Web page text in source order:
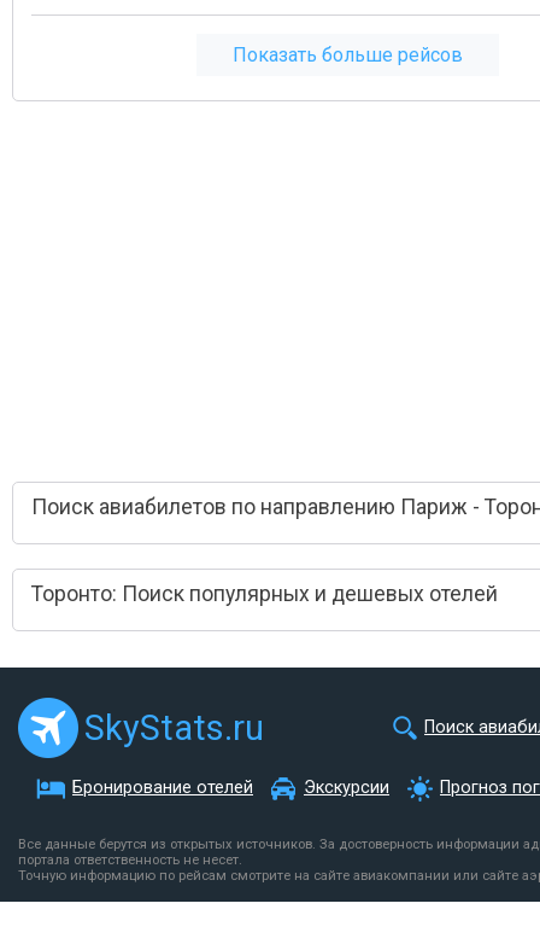
Показать больше рейсов
Поиск авиабилетов по направлению Париж -
Торонто: Поиск популярных и дешевых отелей
SkyStats.ru Поиск
Бронирование отелей Экскурсии Прогноз
Все данные берутся из открытых источников. За достоверность информации
портала ответственность не несет.
Точную информацию по рейсам смотрите на сайте авиакомпании или сайте